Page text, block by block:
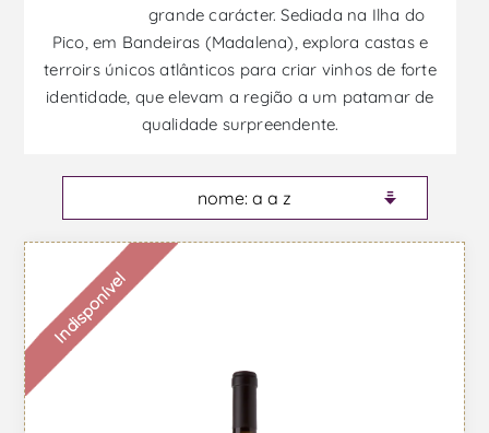
grande carácter. Sediada na Ilha do
Pico, em Bandeiras (Madalena), explora castas e
terroirs únicos atlânticos para criar vinhos de forte
identidade, que elevam a região a um patamar de
qualidade surpreendente.
Indisponível